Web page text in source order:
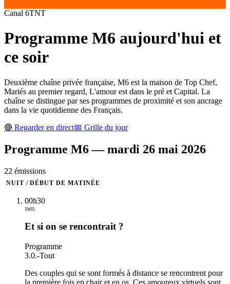
Canal 6TNT
Programme M6 aujourd'hui et
ce soir
Deuxième chaîne privée française, M6 est la maison de Top Chef,
Mariés au premier regard, L'amour est dans le pré et Capital. La
chaîne se distingue par ses programmes de proximité et son ancrage
dans la vie quotidienne des Français.
🔴 Regarder en direct📅 Grille du jour
Programme M6—mardi 26 mai 2026
22 émissions
NUIT / DÉBUT DE MATINÉE
00h30
1h05
Et si on se rencontrait ?
Programme
3.0.-Tout
Des couples qui se sont formés à distance se rencontrent pour